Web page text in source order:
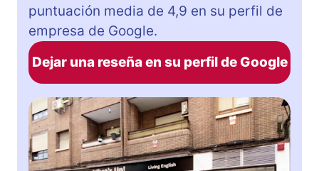
puntuación media de 4,9 en su perfil de
empresa de Google.
Dejar una reseña en su perfil de Google